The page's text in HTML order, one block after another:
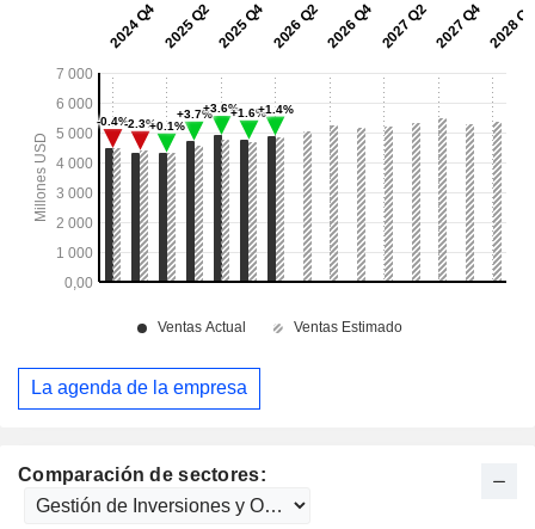
Comparación de sectores:
La agenda de la empresa